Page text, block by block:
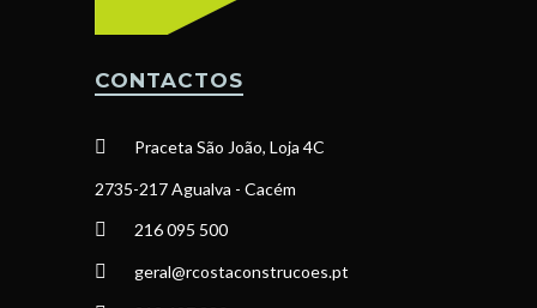
CONTACTOS
Praceta São João, Loja 4C
2735-217 Agualva - Cacém
216 095 500
geral@rcostaconstrucoes.pt